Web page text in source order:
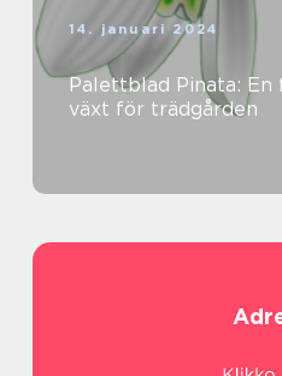
14. januari 2024
Palettblad Pinata: En
växt för trädgården